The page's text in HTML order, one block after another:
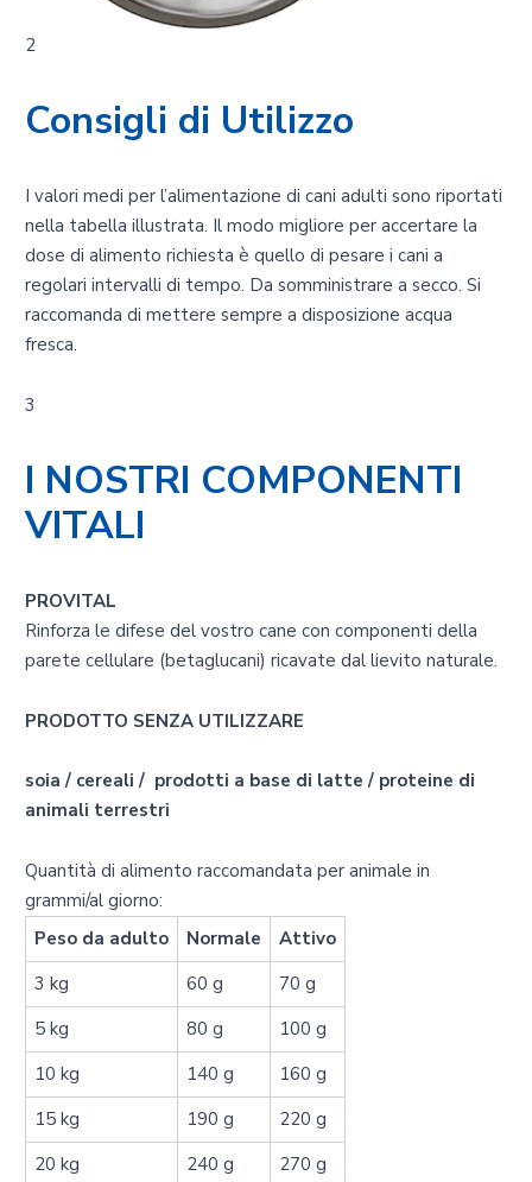
2
Consigli di Utilizzo
I valori medi per l’alimentazione di cani adulti sono riportati
nella tabella illustrata. Il modo migliore per accertare la
dose di alimento richiesta è quello di pesare i cani a
regolari intervalli di tempo. Da somministrare a secco. Si
raccomanda di mettere sempre a disposizione acqua
fresca.
3
I NOSTRI COMPONENTI
VITALI
PROVITAL
Rinforza le difese del vostro cane con componenti della
parete cellulare (betaglucani) ricavate dal lievito naturale.
PRODOTTO SENZA UTILIZZARE
soia / cereali / prodotti a base di latte / proteine di
animali terrestri
Quantità di alimento raccomandata per animale in
grammi/al giorno:
Peso da adulto
Normale
Attivo
3 kg
60 g
70 g
5 kg
80 g
100 g
10 kg
140 g
160 g
15 kg
190 g
220 g
20 kg
240 g 270 g